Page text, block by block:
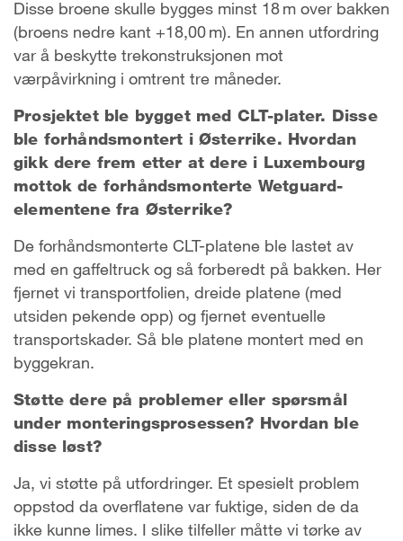
Disse broene skulle bygges minst 18 m over bakken
(broens nedre kant +18,00 m). En annen utfordring
var å beskytte trekonstruksjonen mot
værpåvirkning i omtrent tre måneder.
Prosjektet ble bygget med CLT-plater. Disse
ble forhåndsmontert i Østerrike. Hvordan
gikk dere frem etter at dere i Luxembourg
mottok de forhåndsmonterte Wetguard-
elementene fra Østerrike?
De forhåndsmonterte CLT-platene ble lastet av
med en gaffeltruck og så forberedt på bakken. Her
fjernet vi transportfolien, dreide platene (med
utsiden pekende opp) og fjernet eventuelle
transportskader. Så ble platene montert med en
byggekran.
Støtte dere på problemer eller spørsmål
under monteringsprosessen? Hvordan ble
disse løst?
Ja, vi støtte på utfordringer. Et spesielt problem
oppstod da overflatene var fuktige, siden de da
ikke kunne limes. I slike tilfeller måtte vi tørke av